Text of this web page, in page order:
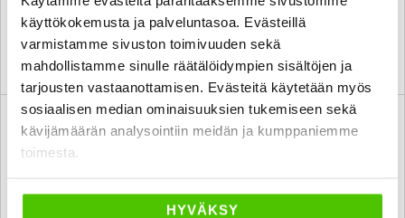
käyttökokemusta ja palveluntasoa. Evästeillä
varmistamme sivuston toimivuuden sekä
mahdollistamme sinulle räätälöidympien sisältöjen ja
tarjousten vastaanottamisen. Evästeitä käytetään myös
sosiaalisen median ominaisuuksien tukemiseen sekä
kävijämäärän analysointiin meidän ja kumppaniemme
toimesta.
HYVÄKSY
alk. 229 € / kk lappeenranta
KATSO TIEDOT WHATSAPP